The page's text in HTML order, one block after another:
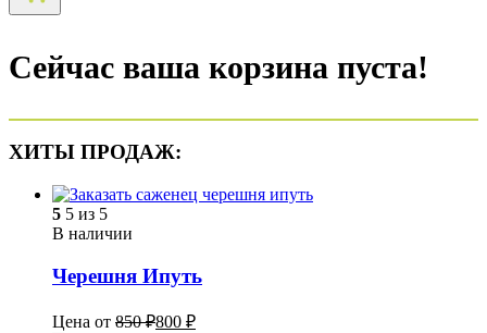
Сейчас ваша корзина пуста!
ХИТЫ ПРОДАЖ:
5 5 из 5
В наличии
Черешня Ипуть
Цена от 850₽800 ₽